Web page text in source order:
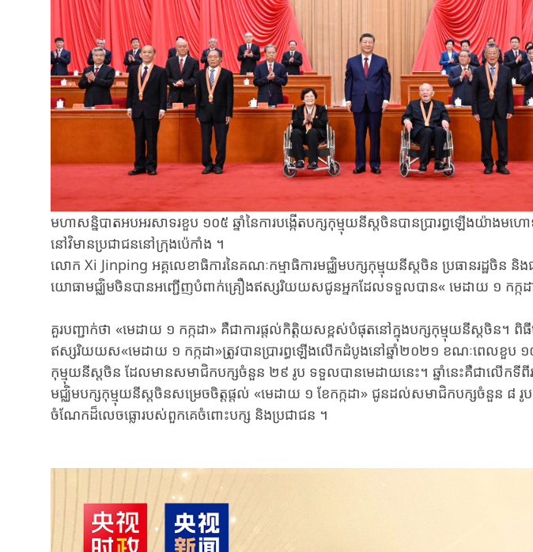
មហាសន្និបាតអបអរសាទរខួប ១០៥ ឆ្នាំនៃការបង្កើតបក្សកុម្មុយនីស្តចិនបាន​ប្រារព្ធឡើងយ៉ាងមហោ
នៅវិមានប្រជាជននៅក្រុងប៉េកាំង ។
លោក Xi Jinping អគ្គលេខាធិការនៃគណៈកម្មាធិការមជ្ឈិម​បក្សកុម្មុយនី​ស្តចិន ប្រធាន​រដ្ឋ​​ចិន និង
យោធា​មជ្ឈិម​ចិន​បាន​អញ្ជើញបំពាក់គ្រឿងឥស្សរិយយសជូន​អ្នកដែលទទួលបាន« មេដាយ ១ កក្កដ
គួរ​បញ្ជាក់​ថា​ «មេដាយ ១ កក្កដា» គឺជាការ​ផ្តល់​កិត្តិយសខ្ពស់បំផុតនៅក្នុងបក្សកុម្មុយនី​ស្តចិន។ ពិ
ឥស្សរិយយស«មេដាយ ១ កក្កដា»ត្រូវ​បាន​ប្រារព្ធឡើង​លើកដំបូងនៅឆ្នាំ២០២១ ខណៈពេល​ខួប ១០០
កុម្មុយនី​ស្តចិន ដែ​ល​មានសមាជិកបក្សចំនួន ២៩ រូប​ ទទួលបានមេដាយ​នេះ។ ឆ្នាំនេះគឺជាលើកទី
មជ្ឈិម​បក្សកុម្មុយនីស្តចិនសម្រេចចិត្តផ្តល់​ «មេដាយ ១ ខែកក្កដា» ជូន​ដល់​សមាជិកបក្សចំនួន ៨ រូប​
ចំណែកដ៏​លេចធ្លោរបស់​ពួក​គេ​​ចំពោះ​​បក្ស និងប្រជាជន ។